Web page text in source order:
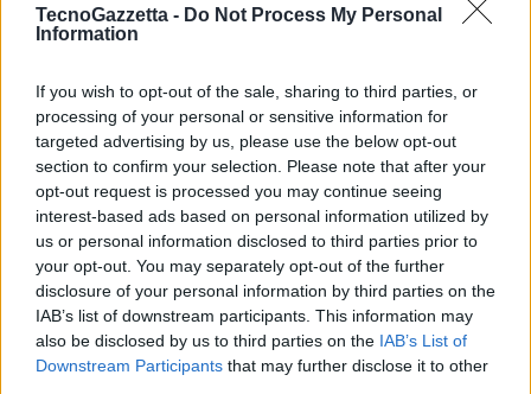
TecnoGazzetta - Do Not Process My Personal
Information
If you wish to opt-out of the sale, sharing to third parties, or
processing of your personal or sensitive information for
targeted advertising by us, please use the below opt-out
section to confirm your selection. Please note that after your
opt-out request is processed you may continue seeing
interest-based ads based on personal information utilized by
us or personal information disclosed to third parties prior to
your opt-out. You may separately opt-out of the further
disclosure of your personal information by third parties on the
IAB’s list of downstream participants. This information may
also be disclosed by us to third parties on the IAB’s List of
Downstream Participants that may further disclose it to other
ricarica garantisce oltre 1600 cicli di ricarica, rendendo realme GT
Neo 5 il primo telefono con ricarica rapida da oltre 200W a offrire
realmeè sempre stata all’avanguardia nella tecnologia di ricarica
rapida. Nel 2021, il brand ha infatti introdotto la ricarica rapida da
67W nelle sue offerte di fascia media – realme Number Series,
consentendo a molti consumatori di usufruire della tecnologia di
ricarica rapida a un prezzo ragionevole. realme è anche il primo
brand del settore ad aver introdotto la ricarica rapida da 150W
all’inizio del 2022, con il suo popolare realme GT Neo 3 che
raggiunge da 0 a 100% di ricarica in soli 20 minuti. realme sta ora
portando la tecnologia di ricarica rapida ad un livello superiore,